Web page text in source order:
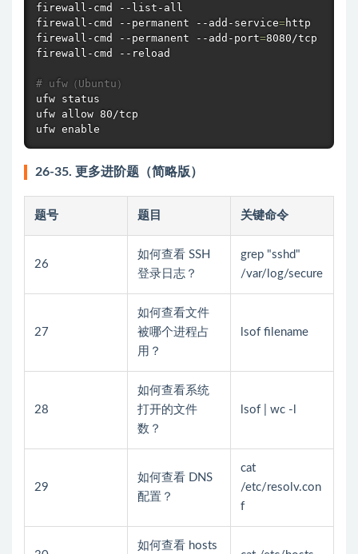
firewall-cmd --list-all
firewall-cmd --permanent --add-service=http
firewall-cmd --permanent --add-port=8080/tcp
firewall-cmd --reload
# ufw（Ubuntu）
ufw status
ufw allow 80/tcp
ufw enable
26-35. 更多进阶题（简略版）
题号 题目 关键命令
26
如何查看 SSH
登录日志？
grep "sshd"
/var/log/secure
27
如何查看文件
被哪个进程占
用？
lsof filename
28
如何查看系统
打开的文件
数？
lsof | wc -l
29
如何查看 DNS
配置？
cat
/etc/resolv.con
f
如何查看 hosts